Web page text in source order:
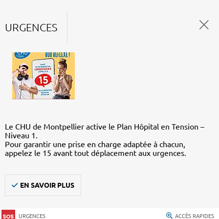
URGENCES
Le CHU de Montpellier active le Plan Hôpital en Tension –
Niveau 1.
Pour garantir une prise en charge adaptée à chacun,
appelez le 15 avant tout déplacement aux urgences.
EN SAVOIR PLUS
URGENCES ACCÈS RAPIDES